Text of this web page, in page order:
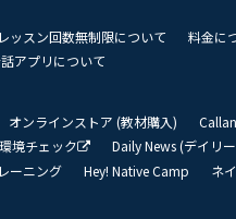
レッスン回数無制限について 料金に
アプリについて
オンラインストア (教材購入)
境チェック Daily News (デイリ
ーニング Hey! Native Camp ネ